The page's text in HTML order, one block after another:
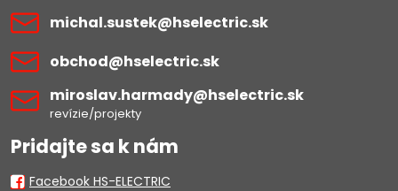
michal​.sustek​@hselectric​.sk
obchod​@hselectric​.sk
miroslav​.harmady​@hselectric​.sk
revízie/projekty
Pridajte sa k nám
Facebook HS-ELECTRIC